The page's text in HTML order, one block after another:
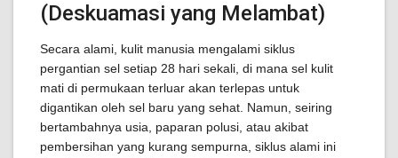
(Deskuamasi yang Melambat)
Secara alami, kulit manusia mengalami siklus
pergantian sel setiap 28 hari sekali, di mana sel kulit
mati di permukaan terluar akan terlepas untuk
digantikan oleh sel baru yang sehat. Namun, seiring
bertambahnya usia, paparan polusi, atau akibat
pembersihan yang kurang sempurna, siklus alami ini